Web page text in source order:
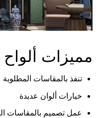
مميزات ألواح
تنفذ بالمقاسات المطلوبة
خيارات ألوان عديدة
عمل تصميم بالمقاسات